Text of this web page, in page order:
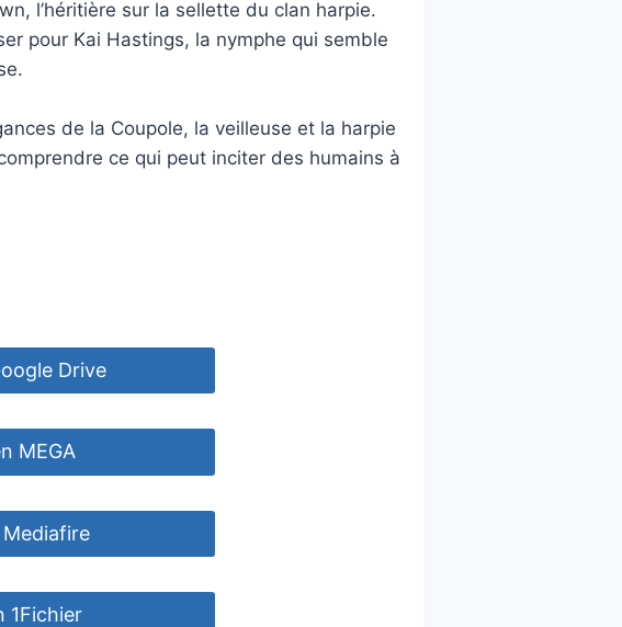
l’héritière sur la sellette du clan harpie.
pour Kai Hastings, la nymphe qui semble
de la Coupole, la veilleuse et la harpie
ce qui peut inciter des humains à
Drive
MEGA
Mediafire
1Fichier